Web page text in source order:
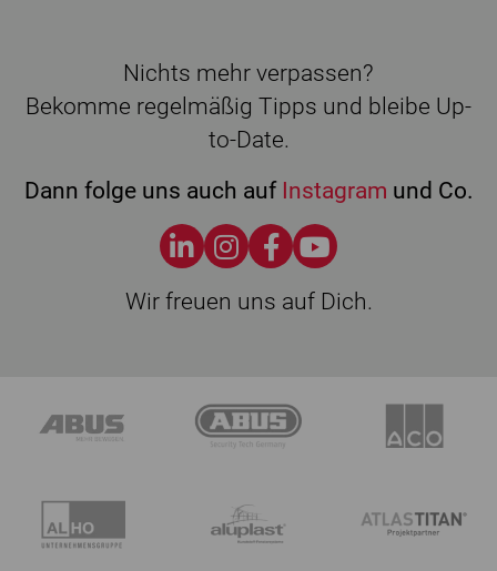
Nichts mehr verpassen?
Bekomme regelmäßig Tipps und bleibe Up-
to-Date.
Dann folge uns auch auf Instagram und Co.
Wir freuen uns auf Dich.